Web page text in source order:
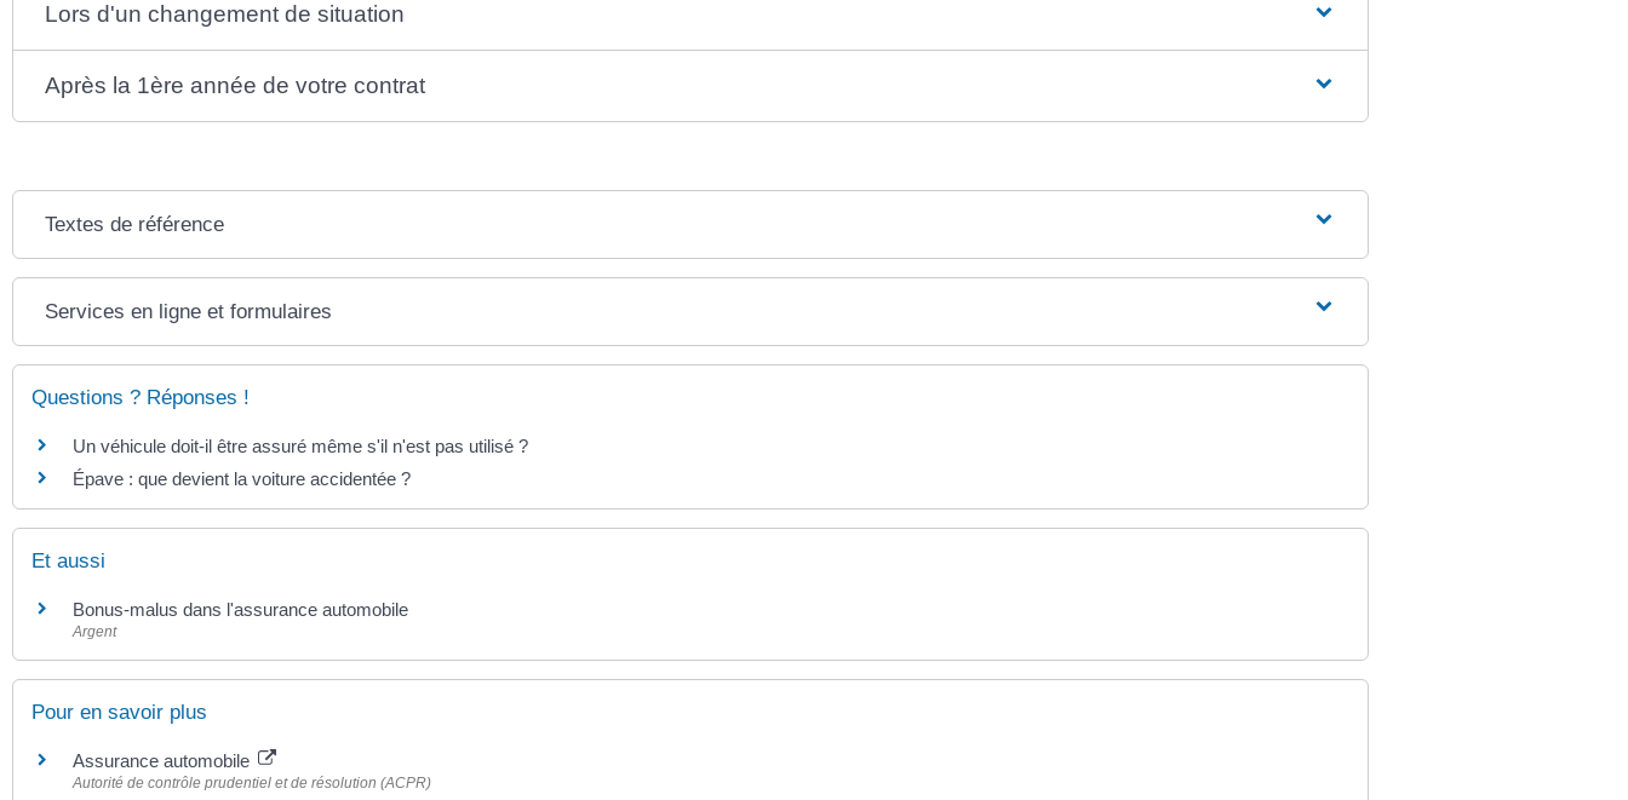
Lors d'un changement de situation
Après la 1ère année de votre contrat
Textes de référence
Services en ligne et formulaires
Questions ? Réponses !
Un véhicule doit-il être assuré même s'il n'est pas utilisé ?
Épave : que devient la voiture accidentée ?
Et aussi
Bonus-malus dans l'assurance automobile
Argent
Pour en savoir plus
Assurance automobile
Autorité de contrôle prudentiel et de résolution (ACPR)